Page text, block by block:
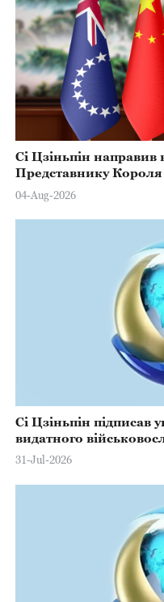
Сі Цзіньпін направив
Представнику
Марстерсу з нагоди
04-Aug-2026
Сі Цзіньпін підписав
видатного
31-Jul-2026